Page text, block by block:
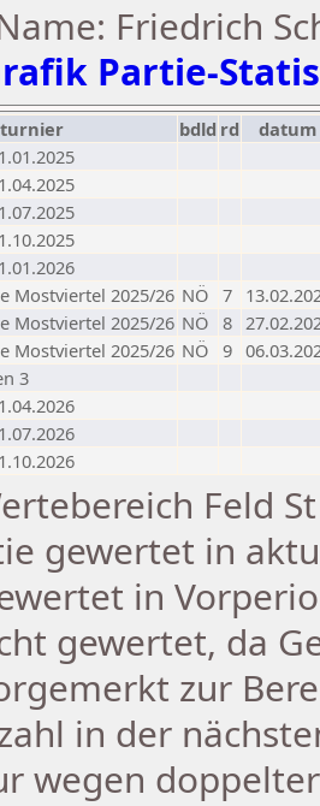
Friedrich
Partie-
turnier bdld rd
datum
Mostviertel 2025/26 NÖ 7
Mostviertel 2025/26 NÖ 8
Mostviertel 2025/26 NÖ 9
3
Feld
gewertet in
in
gewertet, da
zur
in der
wegen